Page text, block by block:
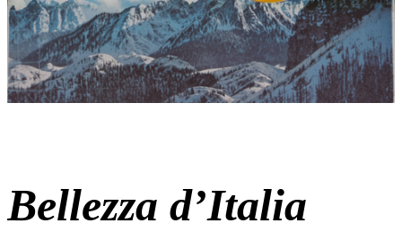
Bellezza d’Italia